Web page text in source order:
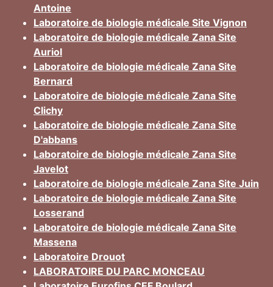
Antoine
Laboratoire de biologie médicale Site Vignon
Laboratoire de biologie médicale Zana Site
Auriol
Laboratoire de biologie médicale Zana Site
Bernard
Laboratoire de biologie médicale Zana Site
Clichy
Laboratoire de biologie médicale Zana Site
D'abbans
Laboratoire de biologie médicale Zana Site
Javelot
Laboratoire de biologie médicale Zana Site Juin
Laboratoire de biologie médicale Zana Site
Losserand
Laboratoire de biologie médicale Zana Site
Massena
Laboratoire Drouot
LABORATOIRE DU PARC MONCEAU